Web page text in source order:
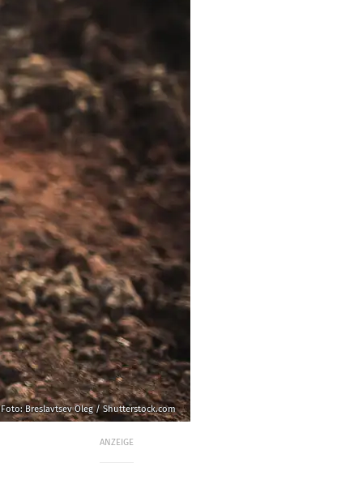
Foto: Breslavtsev Oleg / Shutterstock.com
ANZEIGE